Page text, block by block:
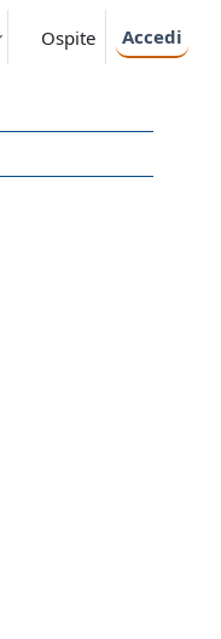
Ospite Accedi